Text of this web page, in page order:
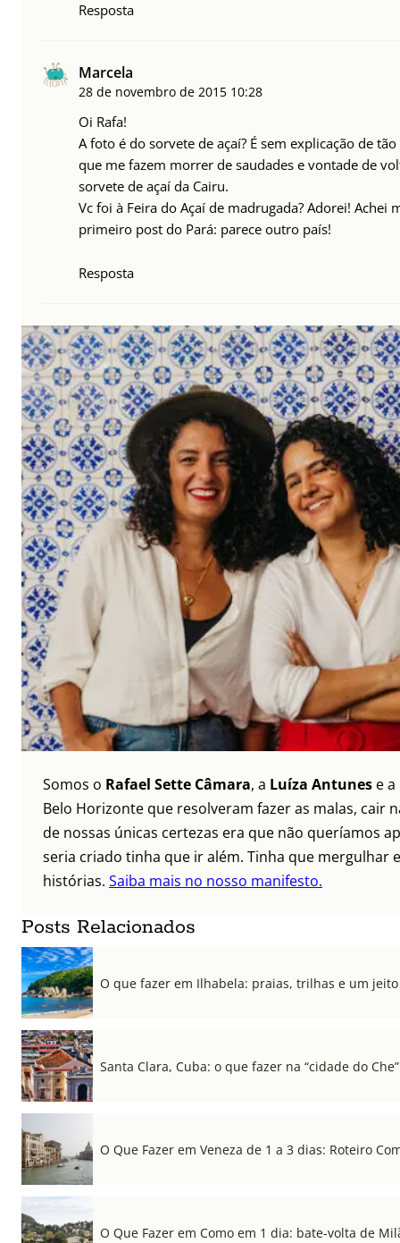
Resposta
Marcela
28 de novembro de 2015 10:28
Oi Rafa!
A foto é do sorvete de açaí? É sem explicação de
que me fazem morrer de saudades e vontade de
sorvete de açaí da Cairu.
Vc foi à Feira do Açaí de madrugada? Adorei!
primeiro post do Pará: parece outro país!
Resposta
Somos o Rafael Sette Câmara, a Luíza Antunes e a
Belo Horizonte que resolveram fazer as malas, cair
de nossas únicas certezas era que não queríamos
seria criado tinha que ir além. Tinha que mergulhar
histórias. Saiba mais no nosso manifesto.
Posts Relacionados
O que fazer em Ilhabela: praias, trilhas e um
Santa Clara, Cuba: o que fazer na “cidade do Che”
O Que Fazer em Veneza de 1 a 3 dias: Roteiro
O Que Fazer em Como em 1 dia: bate-volta de